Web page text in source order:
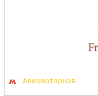
Авиамоторная